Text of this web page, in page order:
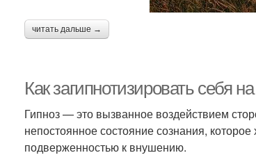
читать дальше →
Как загипнотизировать себя
Гипноз — это вызванное воздействием
непостоянное состояние сознания,
подверженностью к внушению.